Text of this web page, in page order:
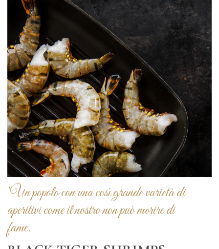
"Un popolo con una così grande varietà di
aperitivi come il nostro non può morire di
fame.